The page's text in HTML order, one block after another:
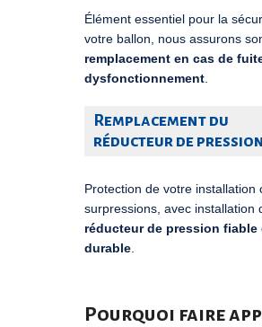
Élément essentiel pour la
votre ballon, nous assurons
remplacement en cas de
dysfonctionnement
Remplacement du
réducteur de pression
Protection de votre installation
surpressions, avec installation
réducteur de pression fiable
durable
Pourquoi faire